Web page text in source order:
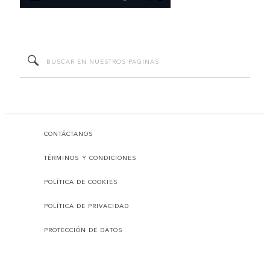
CONTÁCTANOS
TÉRMINOS Y CONDICIONES
POLÍTICA DE COOKIES
POLÍTICA DE PRIVACIDAD
PROTECCIÓN DE DATOS